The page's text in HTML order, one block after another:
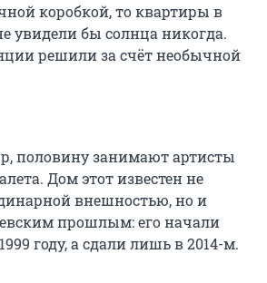
коробкой, то квартиры в
увидели бы солнца никогда.
решили за счёт необычной
половину занимают артисты
Дом этот известен не
внешностью, но и
прошлым: его начали
году, а сдали лишь в 2014-м.